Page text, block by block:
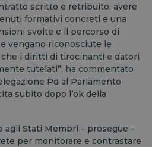
scritto e retribuito, avere
formativi concreti e una
svolte e il percorso di
vengano riconosciute le
i diritti di tirocinanti e datori
tutelati”, ha commentato
Pd al Parlamento
subito dopo l’ok della
Stati Membri – prosegue –
per monitorare e contrastare